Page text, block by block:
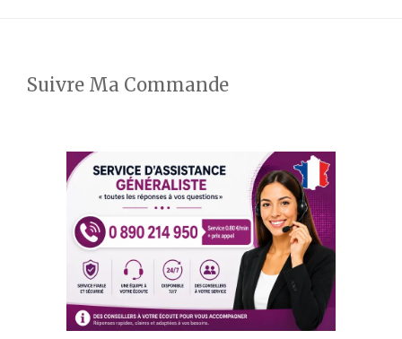
Suivre Ma Commande